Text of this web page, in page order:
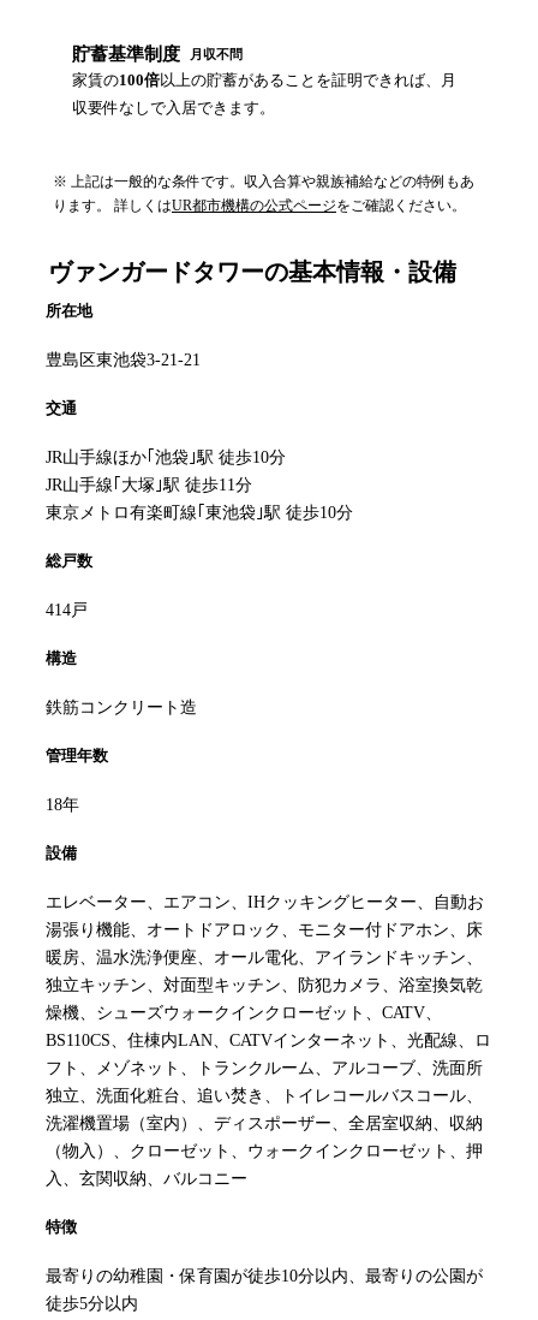
貯蓄基準制度 月収不問
家賃の100倍以上の貯蓄があることを証明できれば、月
収要件なしで入居できます。
※ 上記は一般的な条件です。収入合算や親族補給などの特例もあ
ります。 詳しくはUR都市機構の公式ページをご確認ください。
ヴァンガードタワーの基本情報・設備
所在地
豊島区東池袋3-21-21
交通
JR山手線ほか｢池袋｣駅 徒歩10分
JR山手線｢大塚｣駅 徒歩11分
東京メトロ有楽町線｢東池袋｣駅 徒歩10分
総戸数
414戸
構造
鉄筋コンクリート造
管理年数
18年
設備
エレベーター、エアコン、IHクッキングヒーター、自動お
湯張り機能、オートドアロック、モニター付ドアホン、床
暖房、温水洗浄便座、オール電化、アイランドキッチン、
独立キッチン、対面型キッチン、防犯カメラ、浴室換気乾
燥機、シューズウォークインクローゼット、CATV、
BS110CS、住棟内LAN、CATVインターネット、光配線、ロ
フト、メゾネット、トランクルーム、アルコーブ、洗面所
独立、洗面化粧台、追い焚き、トイレコールバスコール、
洗濯機置場（室内）、ディスポーザー、全居室収納、収納
（物入）、クローゼット、ウォークインクローゼット、押
入、玄関収納、バルコニー
特徴
最寄りの幼稚園・保育園が徒歩10分以内、最寄りの公園が
徒歩5分以内